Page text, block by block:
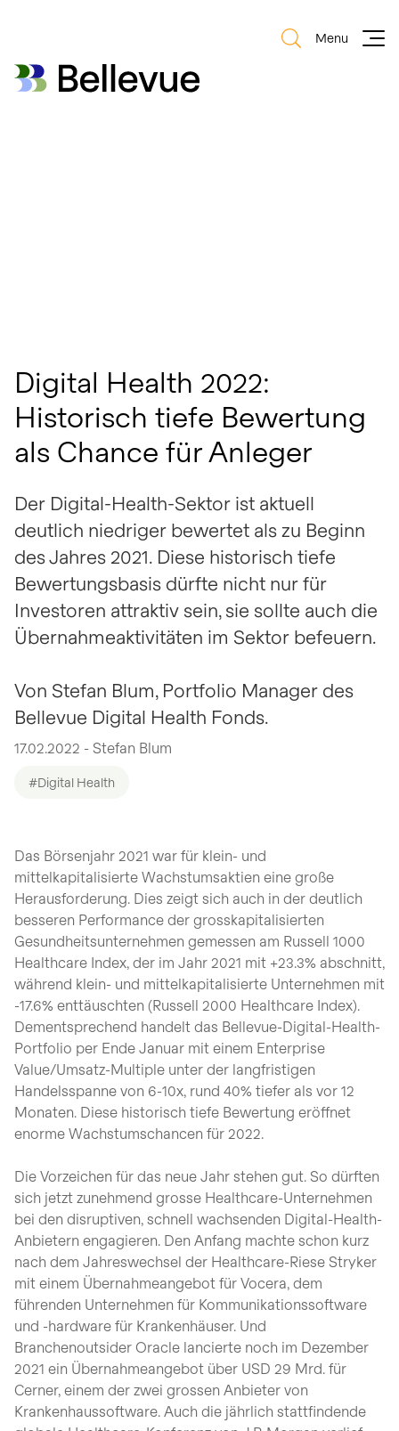
Bellevue Group AG
Menu
Digital Health 2022:
Historisch tiefe Bewertung
als Chance für Anleger
Der Digital-Health-Sektor ist aktuell
deutlich niedriger bewertet als zu Beginn
des Jahres 2021. Diese historisch tiefe
Bewertungsbasis dürfte nicht nur für
Investoren attraktiv sein, sie sollte auch die
Übernahmeaktivitäten im Sektor befeuern.
Von Stefan Blum, Portfolio Manager des
Bellevue Digital Health Fonds.
17.02.2022 - Stefan Blum
#Digital Health
Das Börsenjahr 2021 war für klein- und
mittelkapitalisierte Wachstumsaktien eine große
Herausforderung. Dies zeigt sich auch in der deutlich
besseren Performance der grosskapitalisierten
Gesundheitsunternehmen gemessen am Russell 1000
Healthcare Index, der im Jahr 2021 mit +23.3% abschnitt,
während klein- und mittelkapitalisierte Unternehmen mit
-17.6% enttäuschten (Russell 2000 Healthcare Index).
Dementsprechend handelt das Bellevue-Digital-Health-
Portfolio per Ende Januar mit einem Enterprise
Value/Umsatz-Multiple unter der langfristigen
Handelsspanne von 6-10x, rund 40% tiefer als vor 12
Monaten. Diese historisch tiefe Bewertung eröffnet
enorme Wachstumschancen für 2022.
Die Vorzeichen für das neue Jahr stehen gut. So dürften
sich jetzt zunehmend grosse Healthcare-Unternehmen
bei den disruptiven, schnell wachsenden Digital-Health-
Anbietern engagieren. Den Anfang machte schon kurz
nach dem Jahreswechsel der Healthcare-Riese Stryker
mit einem Übernahmeangebot für Vocera, dem
führenden Unternehmen für Kommunikationssoftware
und -hardware für Krankenhäuser. Und
Branchenoutsider Oracle lancierte noch im Dezember
2021 ein Übernahmeangebot über USD 29 Mrd. für
Cerner, einem der zwei grossen Anbieter von
Krankenhaussoftware. Auch die jährlich stattfindende